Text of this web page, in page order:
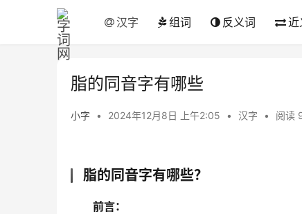
汉字 组词 反义词 近
脂的同音字有哪些
小字 • 2024年12月8日 上午2:05 • 汉字 • 阅读
脂的同音字有哪些？
前言：